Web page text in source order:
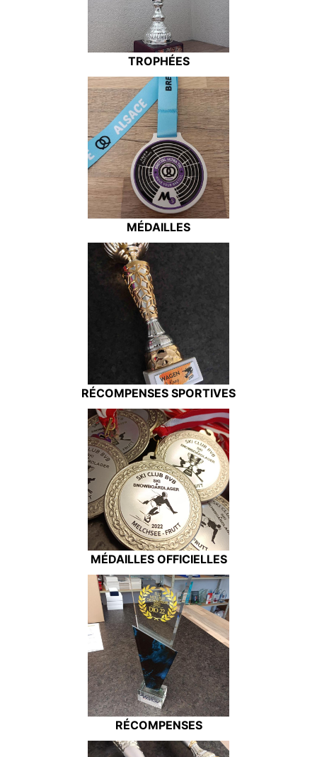
TROPHÉES
MÉDAILLES
RÉCOMPENSES SPORTIVES
MÉDAILLES OFFICIELLES
RÉCOMPENSES